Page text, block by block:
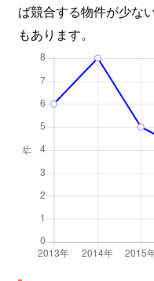
ば競合する物件が少な
もあります。